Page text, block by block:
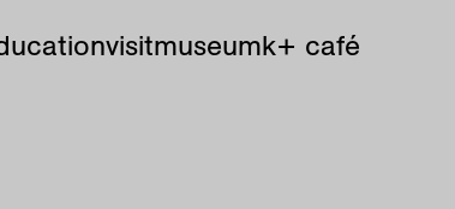
visitmuseumk+ café